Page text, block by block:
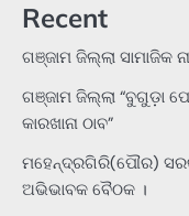
Recent
ଗଞ୍ଜାମ ଜିଲ୍ଲା ସାମାଜିକ
ଗଞ୍ଜାମ ଜିଲ୍ଲା “ବୁଗୁଡ଼ା
କାରଖାନା ଠାବ”
ମହେନ୍ଦ୍ରଗିରି(ପୌର)
ଅଭିଭାବକ ବୈଠକ ।